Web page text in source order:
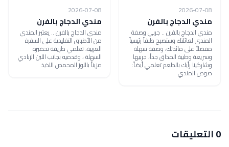
2026-07-08
مندي الدجاج بالفرن
مندي الدجاج بالفرن .. جربي وصفة
المندي لعائلتك وستصبح طبقاً رئيسياً
مفضلاً على مائدتك، وصفة سهلة
وسريعة وطيبة المذاق جداً، جربيها
وشاركينا رأيك بالطعم تعلمي أيضاً:
صوص المندي
2026-07-08
مندي الدجاج بالفرن
مندي الدجاج بالفرن .. يعتبر المندي
من الأطباق التقليدية على السفرة
العربية، تعلمي طريقة تحضيره
السهلة ، وقدميه بجانب اللبن الزبادي
مزيناً باللوز المحمص اللذيذ
0 التعليقات